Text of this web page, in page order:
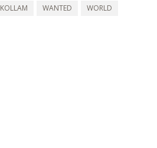
KOLLAM WANTED WORLD